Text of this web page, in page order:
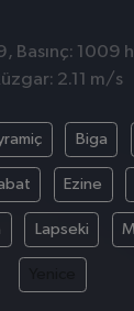
Basınç: 1009
2.11 m/s
Biga
Ezine
Lapseki